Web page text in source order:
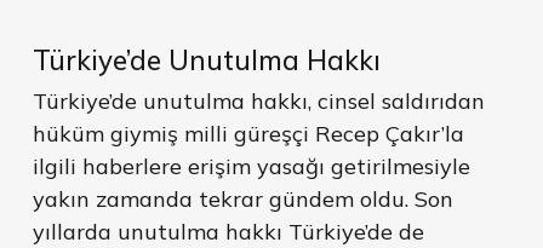
Türkiye’de Unutulma Hakkı
Türkiye’de unutulma hakkı, cinsel saldırıdan
hüküm giymiş milli güreşçi Recep Çakır’la
ilgili haberlere erişim yasağı getirilmesiyle
yakın zamanda tekrar gündem oldu. Son
yıllarda unutulma hakkı Türkiye’de de